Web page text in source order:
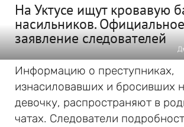
На Уктусе ищут кровавую
насильников. Официальное
заявление следователей
Информацию о преступниках,
изнасиловавших и бросивших
девочку, распространяют в
чатах. Следователи